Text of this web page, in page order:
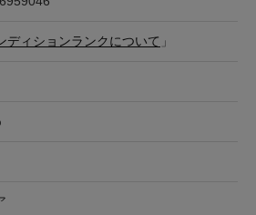
ディションランクについて 」